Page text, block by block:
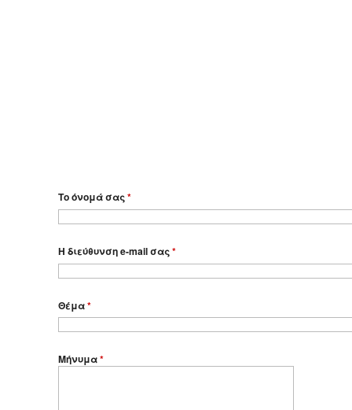
Το όνομά σας*
Η διεύθυνση e-mail σας*
Θέμα*
Μήνυμα*